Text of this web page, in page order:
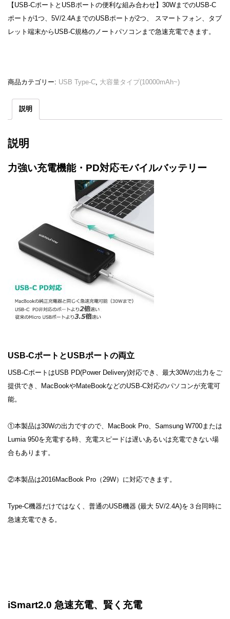
【USB-CポートとUSBポートの便利な組み合わせ】30WまでのUSB-C
ポートが1つ、5V/2.4AまでのUSBポートが2つ、 スマートフォン、タブ
レット端末からUSB-C規格のノートパソコンまで急速充電できます。
商品カテゴリー: USB Type-C 大容量タイプ(10000mAh~)
説明
説明
力強い充電機能・PD対応モバイルバッテリー
USB-CポートとUSBポートの両立
USB-CポートはUSB PD(Power Delivery)対応でき、最大30Wの出力をご
提供でき、MacBookやMateBookなどのUSB-C対応のパソコンが充電可
能。
①本製品は30Wの出力ですので、MacBook Pro、Samsung W700または
Lumia 950を充電する時、充電スピードは遅いあるいは充電できない場
合もあります。
②本製品は2016MacBook Pro（29W）に対応できます。
Type-C機器だけではなく、普通のUSB機器 (最大 5V/2.4A)を３台同時に
急速充電できる。
iSmart2.0 急速充電、賢く充電